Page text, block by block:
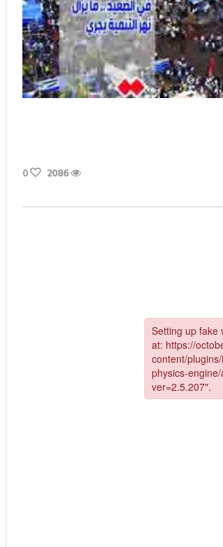
2086
0
كيف تحمي مصر ثرواتها في الجنوب؟
معركة لا تُرى.. وحراس لا ينامون